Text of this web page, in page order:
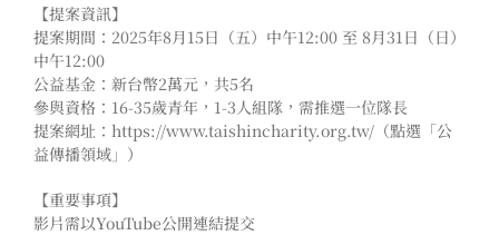
【提案資訊】
提案期間：2025年8月15日（五）中午12:00 至 8月31日（日）
中午12:00
公益基金：新台幣2萬元，共5名
參與資格：16-35歲青年，1-3人組隊，需推選一位隊長
提案網址：https://www.taishincharity.org.tw/（點選「公
益傳播領域」）
【重要事項】
影片需以YouTube公開連結提交